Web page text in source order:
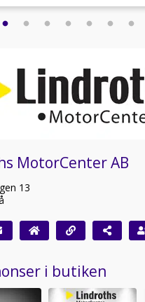
MotorCenter AB
13
i butiken